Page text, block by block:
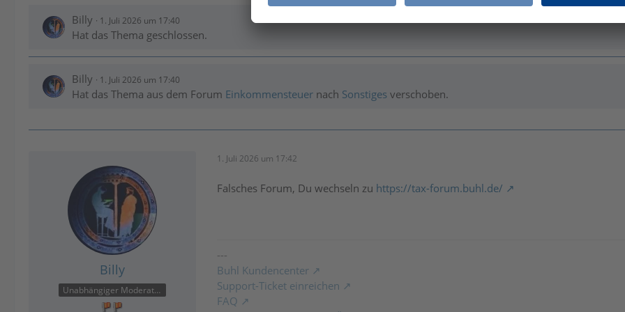
Billy 1. Juli 2026 um 17:40
Hat das Thema geschlossen.
Billy 1. Juli 2026 um 17:40
Hat das Thema aus dem Forum Einkommensteuer nach Sonstiges verschoben.
Billy
Unabhängiger Moderator
1. Juli 2026 um 17:42
Falsches Forum, Du wechseln zu https://tax-forum.buhl.de/
---
Buhl Kundencenter
Support-Ticket einreichen
FAQ